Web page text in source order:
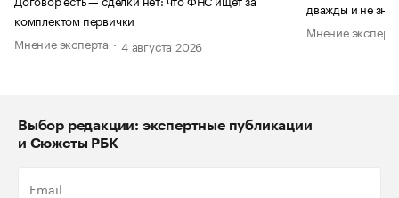
комплектом первички
Мнение эксперта
4 августа 2026
дважды и не
Мнение
Выбор редакции: экспертные публикации
и Сюжеты РБК